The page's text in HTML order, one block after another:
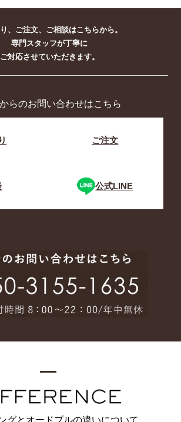
、ご注文、ご相談はこちらから。
専門スタッフが丁寧に
ご対応させていただきます。
らのお問い合わせはこちら
ご注文
公式LINE